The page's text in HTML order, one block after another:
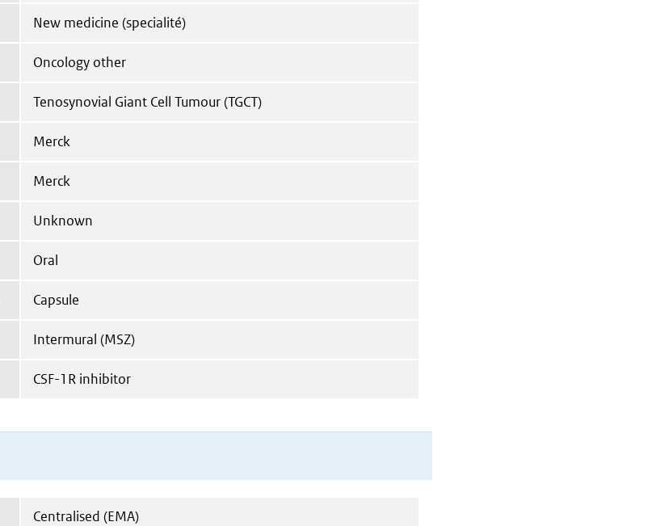
New medicine (specialité)
Oncology other
Tenosynovial Giant Cell Tumour (TGCT)
Merck
Merck
Unknown
Oral
Capsule
Intermural (MSZ)
CSF-1R inhibitor
Centralised (EMA)